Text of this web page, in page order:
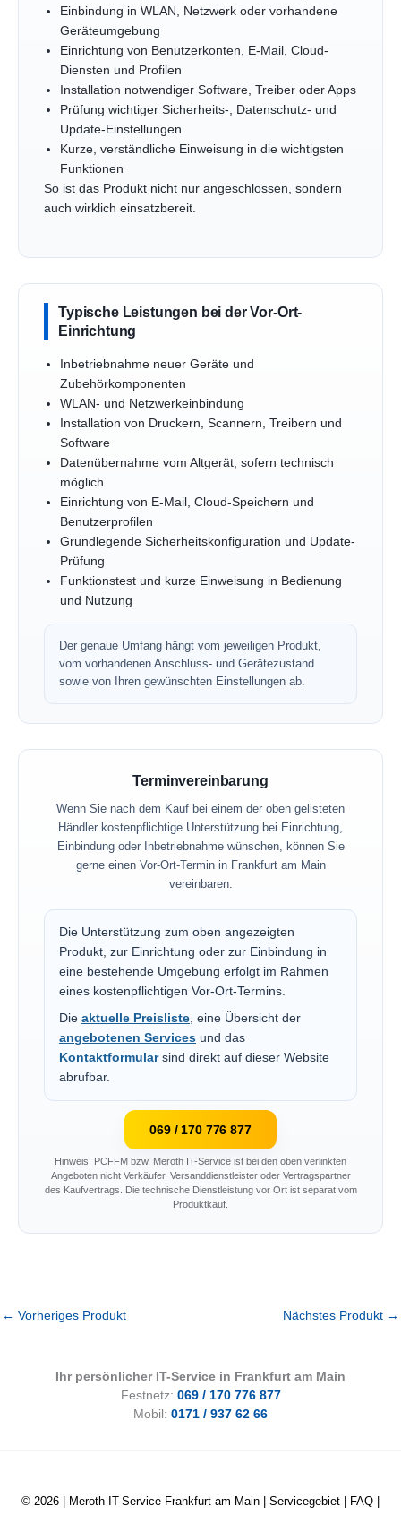
Einbindung in WLAN, Netzwerk oder vorhandene
Geräteumgebung
Einrichtung von Benutzerkonten, E-Mail, Cloud-
Diensten und Profilen
Installation notwendiger Software, Treiber oder Apps
Prüfung wichtiger Sicherheits-, Datenschutz- und
Update-Einstellungen
Kurze, verständliche Einweisung in die wichtigsten
Funktionen
So ist das Produkt nicht nur angeschlossen, sondern
auch wirklich einsatzbereit.
Typische Leistungen bei der Vor-Ort-
Einrichtung
Inbetriebnahme neuer Geräte und
Zubehörkomponenten
WLAN- und Netzwerkeinbindung
Installation von Druckern, Scannern, Treibern und
Software
Datenübernahme vom Altgerät, sofern technisch
möglich
Einrichtung von E-Mail, Cloud-Speichern und
Benutzerprofilen
Grundlegende Sicherheitskonfiguration und Update-
Prüfung
Funktionstest und kurze Einweisung in Bedienung
und Nutzung
Der genaue Umfang hängt vom jeweiligen Produkt,
vom vorhandenen Anschluss- und Gerätezustand
sowie von Ihren gewünschten Einstellungen ab.
Terminvereinbarung
Wenn Sie nach dem Kauf bei einem der oben gelisteten
Händler kostenpflichtige Unterstützung bei Einrichtung,
Einbindung oder Inbetriebnahme wünschen, können Sie
gerne einen Vor-Ort-Termin in Frankfurt am Main
vereinbaren.
Die Unterstützung zum oben angezeigten
Produkt, zur Einrichtung oder zur Einbindung in
eine bestehende Umgebung erfolgt im Rahmen
eines kostenpflichtigen Vor-Ort-Termins.
Die aktuelle Preisliste , eine Übersicht der
angebotenen Services und das
Kontaktformularsind direkt auf dieser Website
abrufbar.
069 / 170 776 877
Hinweis: PCFFM bzw. Meroth IT-Service ist bei den oben verlinkten
Angeboten nicht Verkäufer, Versanddienstleister oder Vertragspartner
des Kaufvertrags. Die technische Dienstleistung vor Ort ist separat vom
Produktkauf.
← Vorheriges Produkt Nächstes Produkt →
Ihr persönlicher IT-Service in Frankfurt am Main
Festnetz: 069 / 170 776 877
Mobil: 0171 / 937 62 66
© 2026 | Meroth IT-Service Frankfurt am Main Servicegebiet FAQ